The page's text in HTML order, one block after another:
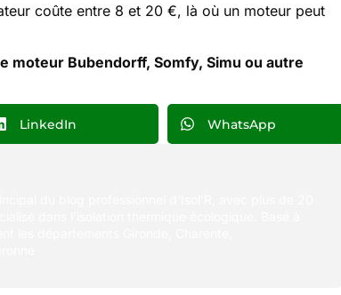
coûte entre 8 et 20 €, là où un moteur peut
moteur Bubendorff, Somfy, Simu ou autre
LinkedIn WhatsApp